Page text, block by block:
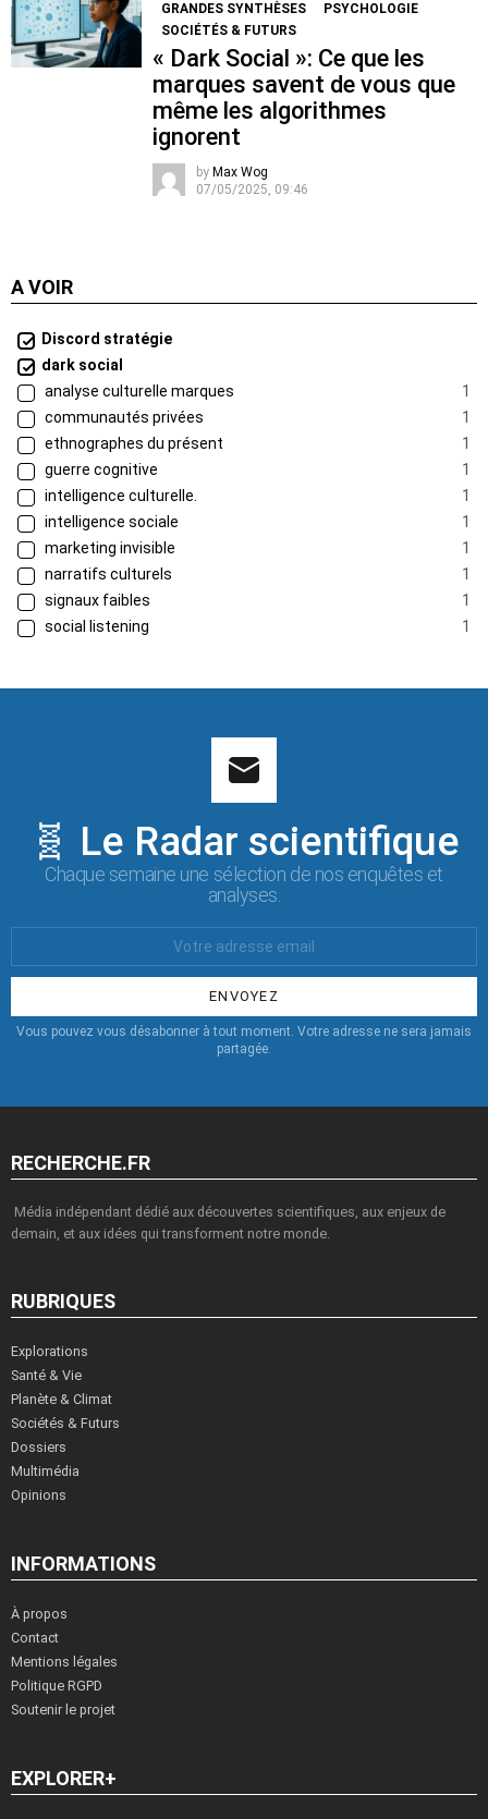
GRANDES SYNTHÈSES
PSYCHOLOGIE
SOCIÉTÉS & FUTURS
« Dark Social »: Ce que les
marques savent de vous que
même les algorithmes
ignorent
by Max Wog
07/05/2025, 09:46
A VOIR
Discord stratégie
dark social
analyse culturelle marques
1
communautés privées
1
ethnographes du présent
1
guerre cognitive
1
intelligence culturelle.
1
intelligence sociale
1
marketing invisible
1
narratifs culturels
1
signaux faibles
1
social listening
1
🧬 Le Radar scientifique
Chaque semaine une sélection de nos enquêtes et
analyses.
:
Vous pouvez vous désabonner à tout moment. Votre adresse ne sera jamais
partagée.
RECHERCHE.FR
Média indépendant dédié aux découvertes scientifiques, aux enjeux de
demain, et aux idées qui transforment notre monde.
RUBRIQUES
Explorations
Santé & Vie
Planète & Climat
Sociétés & Futurs
Dossiers
Multimédia
Opinions
INFORMATIONS
À propos
Contact
Mentions légales
Politique RGPD
Soutenir le projet
EXPLORER+